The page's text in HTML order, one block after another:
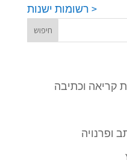
< רשומות ישנות
קריאה וכתיבה
ופרנויה